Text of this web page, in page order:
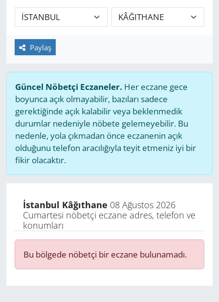
Paylaş
Güncel Nöbetçi Eczaneler. Her eczane gece
boyunca açık olmayabilir, bazıları sadece
gerektiğinde açık kalabilir veya beklenmedik
durumlar nedeniyle nöbete gelemeyebilir. Bu
nedenle, yola çıkmadan önce eczanenin açık
olduğunu telefon aracılığıyla teyit etmeniz iyi bir
fikir olacaktır.
İstanbul Kâğıthane 08 Ağustos 2026
Cumartesi nöbetçi eczane adres, telefon ve
konumları
Bu bölgede nöbetçi bir eczane bulunamadı.
GÜNDEM
HABERDE İNSAN
MAGAZİN
POLİTİKA
RESMİ İLANLAR
SAĞLIK
SPOR
Yerel